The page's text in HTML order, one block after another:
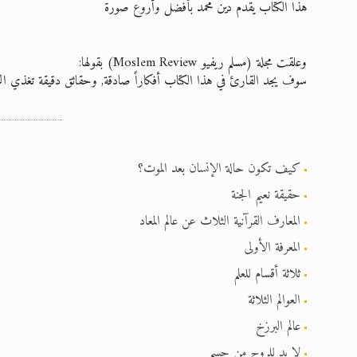
هذا الكتاب يقدم دين محمد بأفضل وأروع صورة
وعلقت مجلة (مسلم ريفيو Moslem Review) بقولها:
سوف يجد القارئ في هذا الكتاب أفكاراً صادقة, وحقائق دقيقة تغذي
كيف تكون حالة الإنسان بعد الموت؟
حقيقة نعيم الجنة
المعارف القرآنية الثلاث عن عالم المعاد
المعرفة الأولى
ثلاثة أقسام للعلم
العوالم الثلاثة
عالم البرزخ